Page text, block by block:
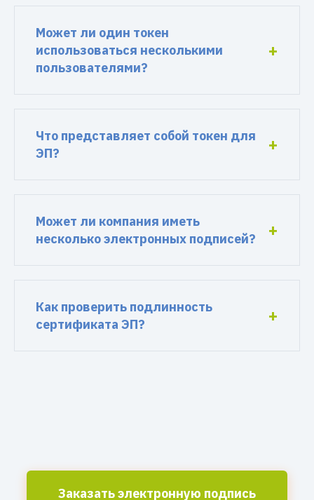
Может ли один токен
использоваться несколькими
пользователями?
Что представляет собой токен для
ЭП?
Может ли компания иметь
несколько электронных подписей?
Как проверить подлинность
сертификата ЭП?
Заказать электронную подпись